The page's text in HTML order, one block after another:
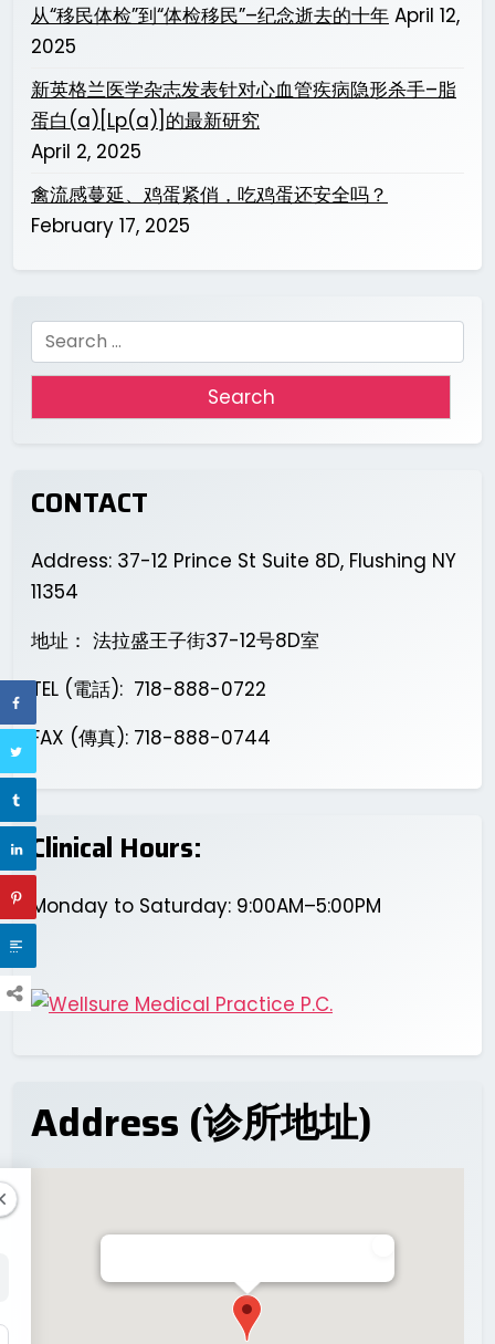
从“移民体检”到“体检移民”–纪念逝去的十年 April 12,
2025
新英格兰医学杂志发表针对心血管疾病隐形杀手–脂
蛋白(a)[Lp(a)]的最新研究
April 2, 2025
禽流感蔓延、鸡蛋紧俏，吃鸡蛋还安全吗？
February 17, 2025
Search
for:
CONTACT
Address: 37-12 Prince St Suite 8D, Flushing NY
11354
地址： 法拉盛王子街37-12号8D室
TEL (電話): 718-888-0722
FAX (傳真): 718-888-0744
Clinical Hours:
Monday to Saturday: 9:00AM–5:00PM
Address (诊所地址)